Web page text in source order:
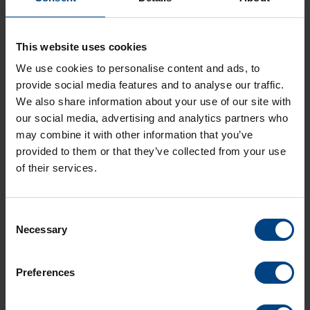
This website uses cookies
We use cookies to personalise content and ads, to
provide social media features and to analyse our traffic.
We also share information about your use of our site with
our social media, advertising and analytics partners who
may combine it with other information that you’ve
provided to them or that they’ve collected from your use
of their services.
Selection
Necessary
Preferences
Dispositif synchronisé par NTP pour fournir une
MOBALine pour un petit nombre d'horloges ou
DCF
Vers le produit
Convertisseurs de Time Code